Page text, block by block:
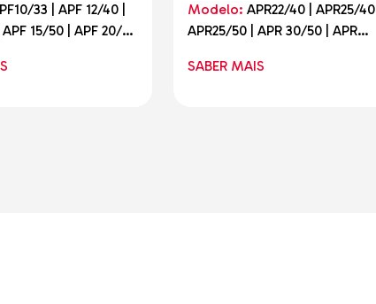
33 | APF 12/40 |
15/50 | APF 20/50
Modelo: APR22/40 | APR25/40 |
APR25/50 | APR 30/50 | APR
AE | APR 52/75 (60) AE | APR
SABER MAIS